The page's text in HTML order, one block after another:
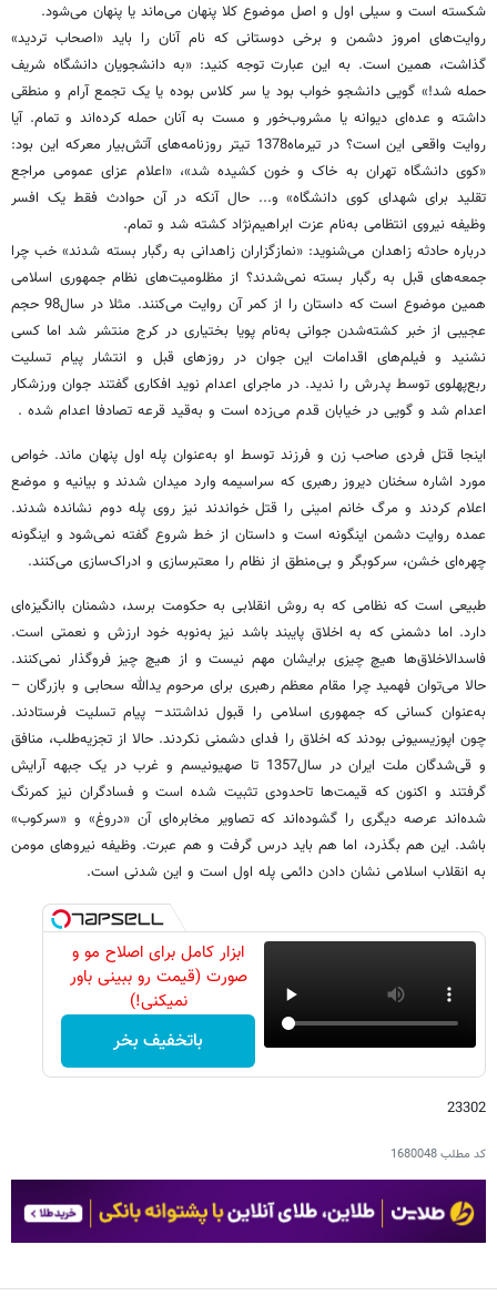
شکسته است و سیلی اول و اصل موضوع کلا پنهان می‌ماند یا پنهان می‌شود.
روایت‌های امروز دشمن و برخی دوستانی که نام آنان را باید «اصحاب تردید»
گذاشت، همین است. به این عبارت توجه کنید: «به دانشجویان دانشگاه شریف
حمله شد!» گویی دانشجو خواب بود یا سر کلاس بوده یا یک تجمع آرام و منطقی
داشته و عده‌ای دیوانه یا مشروب‌خور و مست به آنان حمله کرده‌اند و تمام. آیا
روایت واقعی این است؟ در تیرماه1378 تیتر روزنامه‌های آتش‌بیار معرکه این بود:
«کوی دانشگاه تهران به خاک و خون کشیده شد»، «اعلام عزای عمومی مراجع
تقلید برای شهدای کوی دانشگاه» و... حال آنکه در آن حوادث فقط یک افسر
وظیفه نیروی انتظامی به‌نام عزت ابراهیم‌نژاد کشته شد و تمام.
درباره حادثه زاهدان می‌شنوید: «نمازگزاران زاهدانی به رگبار بسته شدند» خب چرا
جمعه‌های قبل به رگبار بسته نمی‌شدند؟ از مظلومیت‌های نظام جمهوری اسلامی
همین موضوع است که داستان را از کمر آن روایت می‌کنند. مثلا در سال98 حجم
عجیبی از خبر کشته‌شدن جوانی به‌نام پویا بختیاری در کرج منتشر شد اما کسی
نشنید و فیلم‌های اقدامات این جوان در روزهای قبل و انتشار پیام تسلیت
ربع‌پهلوی توسط پدرش را ندید. در ماجرای اعدام نوید افکاری گفتند جوان ورزشکار
اعدام شد و گویی در خیابان قدم می‌زده است و به‌قید قرعه تصادفا اعدام شده .
اینجا قتل فردی صاحب زن و فرزند توسط او به‌عنوان پله اول پنهان ماند. خواص
مورد اشاره سخنان دیروز رهبری که سراسیمه وارد میدان شدند و بیانیه و موضع
اعلام کردند و مرگ خانم امینی را قتل خواندند نیز روی پله دوم نشانده شدند.
عمده روایت دشمن اینگونه است و داستان از خط شروع گفته نمی‌شود و اینگونه
چهره‌ای خشن، سرکوبگر و بی‌منطق از نظام را معتبرسازی و ادراک‌سازی می‌کنند.
طبیعی است که نظامی که به روش انقلابی به حکومت برسد، دشمنان باانگیزه‌ای
دارد. اما دشمنی که به اخلاق پایبند باشد نیز به‌نوبه خود ارزش و نعمتی است.
فاسدالاخلاق‌ها هیچ چیزی برایشان مهم نیست و از هیچ چیز فروگذار نمی‌کنند.
حالا می‌توان فهمید چرا مقام معظم رهبری برای مرحوم یدالله سحابی و بازرگان –
به‌عنوان کسانی که جمهوری اسلامی را قبول نداشتند– پیام تسلیت فرستادند.
چون اپوزیسیونی بودند که اخلاق را فدای دشمنی نکردند. حالا از تجزیه‌طلب، منافق
و قی‌شدگان ملت ایران در سال1357 تا صهیونیسم و غرب در یک جبهه آرایش
گرفتند و اکنون که قیمت‌ها تاحدودی تثبیت شده است و فسادگران نیز کمرنگ
شده‌اند عرصه دیگری را گشوده‌اند که تصاویر مخابره‌ای آن «دروغ» و «سرکوب»
باشد. این هم بگذرد، اما هم باید درس گرفت و هم عبرت. وظیفه نیروهای مومن
به انقلاب اسلامی نشان دادن دائمی پله اول است و این شدنی است.
ابزار کامل برای اصلاح مو و
صورت (قیمت رو ببینی باور
نمیکنی!)
باتخفیف بخر
23302
کد مطلب1680048